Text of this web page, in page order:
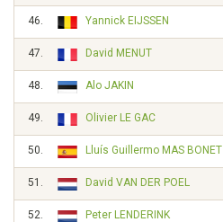
46. Yannick EIJSSEN
47. David MENUT
48. Alo JAKIN
49. Olivier LE GAC
50. Lluís Guillermo MAS BONET
51. David VAN DER POEL
52. Peter LENDERINK